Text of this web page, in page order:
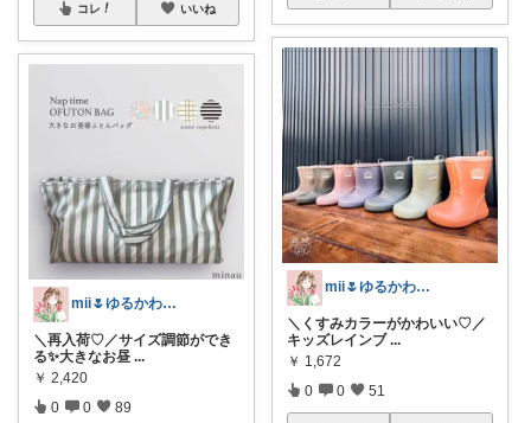
コレ いいね
mii🌷ゆるかわアイテム探し🔍🫧
＼再入荷♡／サイズ調節ができ
る✨大きなお昼 ...
￥ 2,420
0 0 89
mii🌷ゆるかわアイテム探し🔍🫧
＼くすみカラーがかわいい♡／
キッズレインブ ...
￥ 1,672
0 0 51